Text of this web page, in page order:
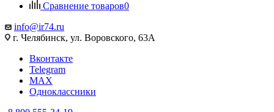
Сравнение товаров0
info@ir74.ru
г. Челябинск, ул. Воровского, 63А
Вконтакте
Telegram
MAX
Одноклассники